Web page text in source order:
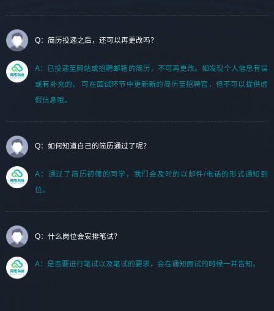
Q：简历投递之后，还可以再更改吗？
A：已投递至网站或招聘邮箱的简历，不可再更改。如发现个人信息有误
或有补充的， 可在面试环节中更新新的简历至招聘官，但不可以提供虚
假信息哦。
Q：如何知道自己的简历通过了呢？
A：通过了简历初筛的同学，我们会及时的以邮件/电话的形式通知到
位。
Q：什么岗位会安排笔试？
A：是否要进行笔试以及笔试的要求，会在通知面试的时候一并告知。